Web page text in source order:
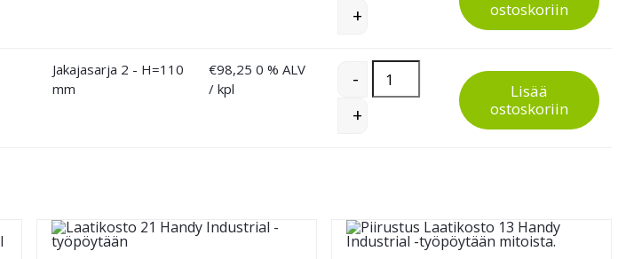
+
ostoskoriin
Jakajasarja 2 - H=110
mm
€98,25 0 % ALV
/ kpl
- Jakajasarja 2 Handy Industrial -
+
Lisää
ostoskoriin